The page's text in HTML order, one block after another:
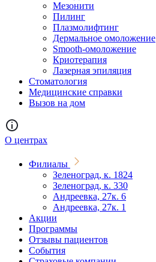
Мезонити
Пилинг
Плазмолифтинг
Дермальное омоложение
Smooth-омоложение
Криотерапия
Лазерная эпиляция
Стоматология
Медицинские справки
Вызов на дом
О центрах
Филиалы
Зеленоград, к. 1824
Зеленоград, к. 330
Андреевка, 27к. 6
Андреевка, 27к. 1
Акции
Программы
Отзывы пациентов
События